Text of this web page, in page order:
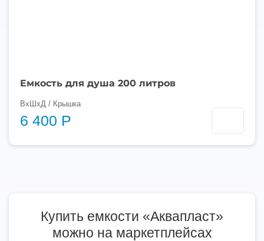
Емкость для душа 200 литров
ВхШхД / Крышка
6 400 Р
Купить емкости «Аквапласт»
можно на маркетплейсах